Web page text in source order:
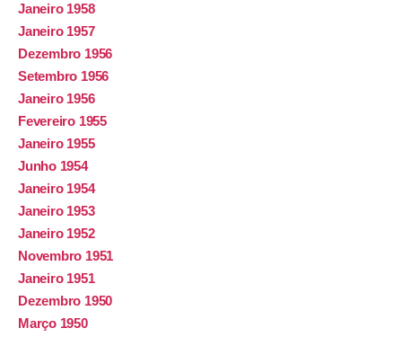
Janeiro 1958
Janeiro 1957
Dezembro 1956
Setembro 1956
Janeiro 1956
Fevereiro 1955
Janeiro 1955
Junho 1954
Janeiro 1954
Janeiro 1953
Janeiro 1952
Novembro 1951
Janeiro 1951
Dezembro 1950
Março 1950